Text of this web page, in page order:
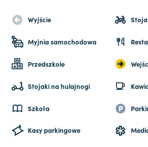
Wyjście
Myjnia samochodowa
Przedszkole
Stojaki na hulajnogi
Szkoła
Kasy parkingowe